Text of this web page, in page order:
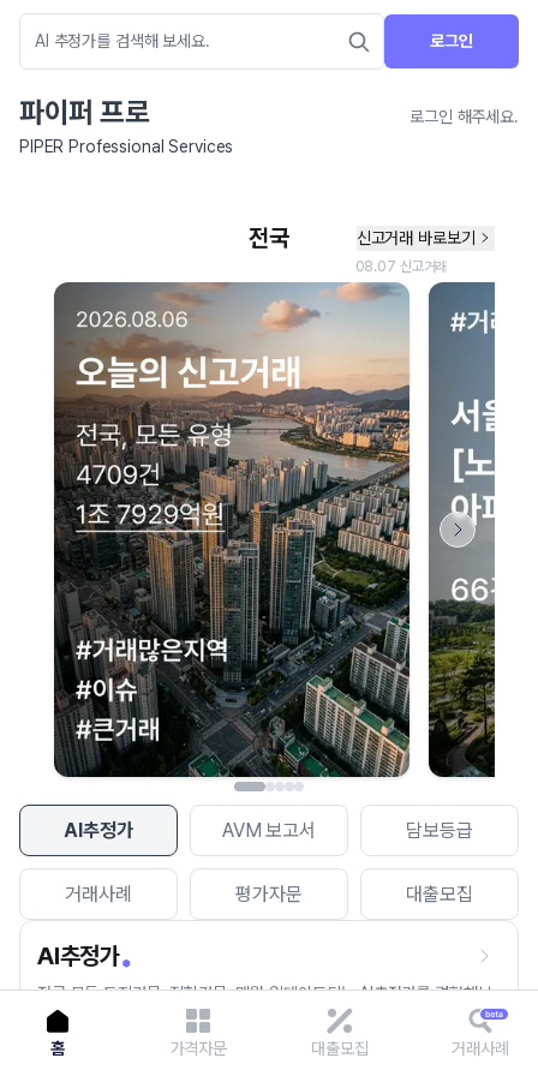
로그인
파이퍼 프로
로그인 해주세요.
PIPER Professional Services
AI추정가 AVM 보고서 담보등급
거래사례 평가자문 대출모집
AI추정가
전국 모든 토지건물, 집합건물, 매월 업데이트되는 AI추정가를 경험해보
세요.
네이버 지도 연결 안내
현재 네이버 지도 연결이 원활하지 않아 지도를 불러올 수 없습니다.
이용에 불편을 드려 죄송합니다.
다시 시도
홈 가격자문 대출모집 거래사례